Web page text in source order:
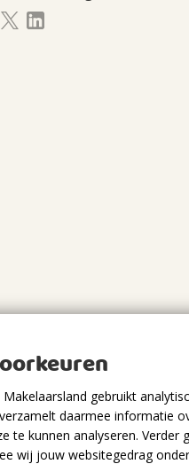
gebruikt
daarmee informatie
te kunnen analyseren. Verder
wij jouw websitegedrag